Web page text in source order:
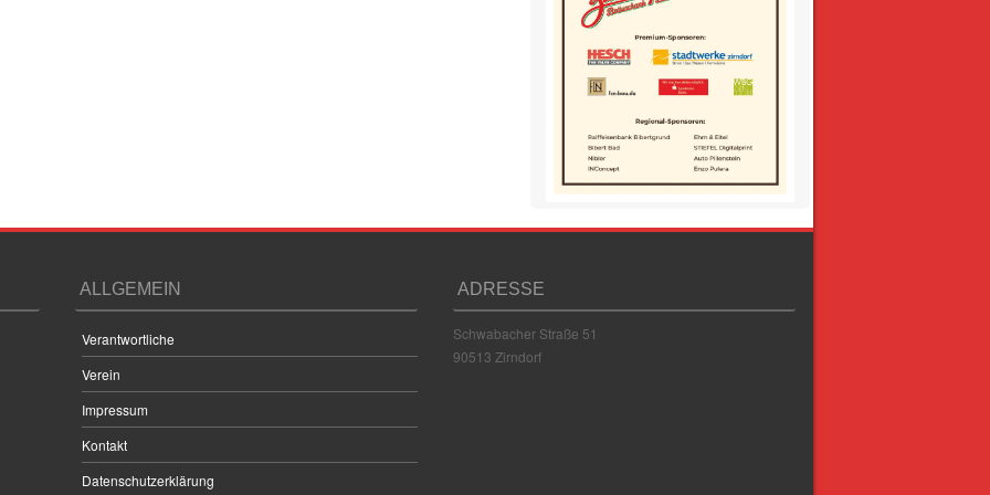
ALLGEMEIN
Verantwortliche
Verein
Impressum
Kontakt
Datenschutzerklärung
ADRESSE
Schwabacher Straße 51
90513 Zirndorf